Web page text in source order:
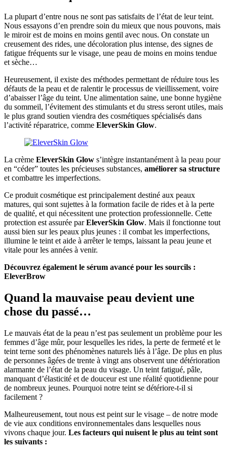
La plupart d’entre nous ne sont pas satisfaits de l’état de leur teint.
Nous essayons d’en prendre soin du mieux que nous pouvons, mais
le miroir est de moins en moins gentil avec nous. On constate un
creusement des rides, une décoloration plus intense, des signes de
fatigue fréquents sur le visage, une peau de moins en moins tendue
et sèche…
Heureusement, il existe des méthodes permettant de réduire tous les
défauts de la peau et de ralentir le processus de vieillissement, voire
d’abaisser l’âge du teint. Une alimentation saine, une bonne hygiène
du sommeil, l’évitement des stimulants et du stress seront utiles, mais
le plus grand soutien viendra des cosmétiques spécialisés dans
l’activité réparatrice, comme EleverSkin Glow.
La crème EleverSkin Glow s’intègre instantanément à la peau pour
en “céder” toutes les précieuses substances, améliorer sa structure
et combattre les imperfections.
Ce produit cosmétique est principalement destiné aux peaux
matures, qui sont sujettes à la formation facile de rides et à la perte
de qualité, et qui nécessitent une protection professionnelle. Cette
protection est assurée parEleverSkin Glow. Mais il fonctionne tout
aussi bien sur les peaux plus jeunes : il combat les imperfections,
illumine le teint et aide à arrêter le temps, laissant la peau jeune et
vitale pour les années à venir.
Découvrez également le sérum avancé pour les sourcils :
EleverBrow
Quand la mauvaise peau devient une
chose du passé…
Le mauvais état de la peau n’est pas seulement un problème pour les
femmes d’âge mûr, pour lesquelles les rides, la perte de fermeté et le
teint terne sont des phénomènes naturels liés à l’âge. De plus en plus
de personnes âgées de trente à vingt ans observent une détérioration
alarmante de l’état de la peau du visage. Un teint fatigué, pâle,
manquant d’élasticité et de douceur est une réalité quotidienne pour
de nombreux jeunes. Pourquoi notre teint se détériore-t-il si
facilement ?
Malheureusement, tout nous est peint sur le visage – de notre mode
de vie aux conditions environnementales dans lesquelles nous
vivons chaque jour. Les facteurs qui nuisent le plus au teint sont
les suivants :